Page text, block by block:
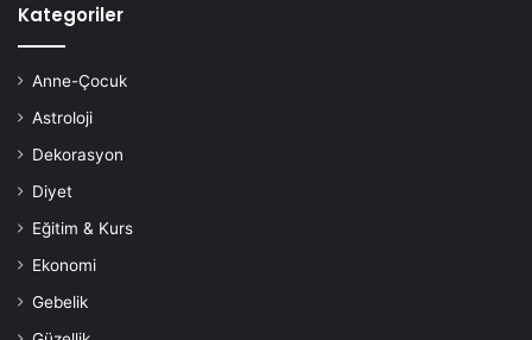
Kategoriler
Anne-Çocuk
Astroloji
Dekorasyon
Diyet
Eğitim & Kurs
Ekonomi
Gebelik